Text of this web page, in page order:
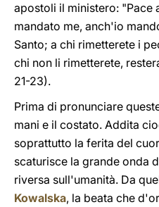
apostoli il ministero: "Pace
mandato me, anch'io
Santo; a chi rimetterete i
chi non li rimetterete,
21-23).
Prima di pronunciare
mani e il costato. Addita
soprattutto la ferita del
scaturisce la grande onda
riversa sull'umanità. Da
Kowalska, la beata che